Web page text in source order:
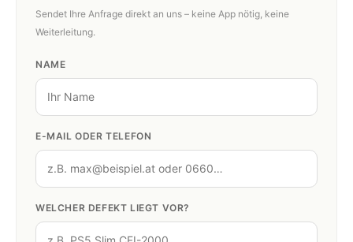
Sendet Ihre Anfrage direkt an uns – keine App nötig, keine
Weiterleitung.
NAME
E-MAIL ODER TELEFON
WELCHER DEFEKT LIEGT VOR?